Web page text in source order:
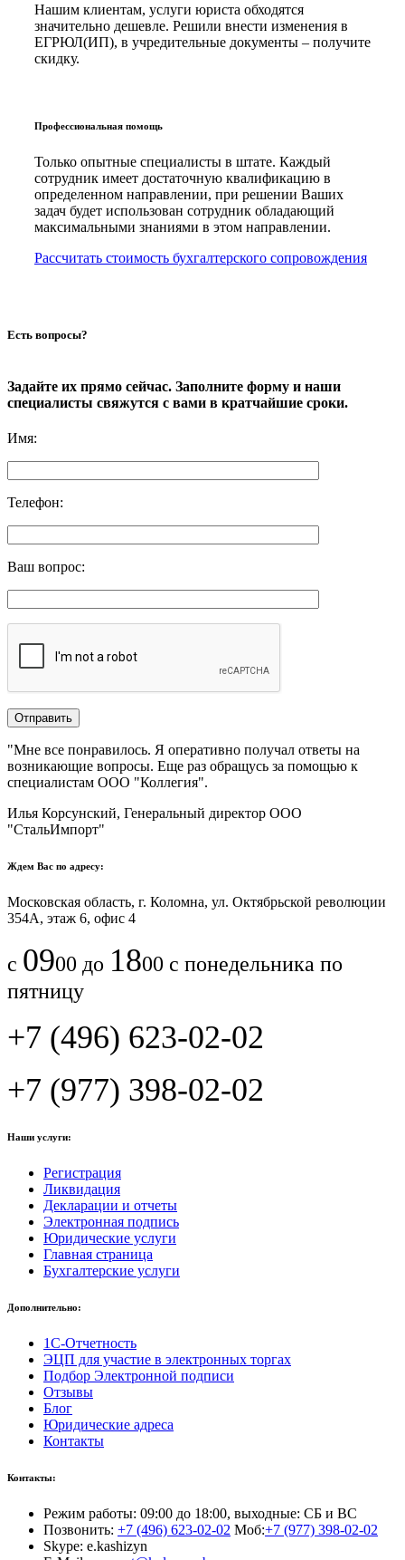
Нашим клиентам, услуги юриста обходятся
значительно дешевле. Решили внести изменения в
ЕГРЮЛ(ИП), в учредительные документы – получите
скидку.
Профессиональная помощь
Только опытные специалисты в штате. Каждый
сотрудник имеет достаточную квалификацию в
определенном направлении, при решении Ваших
задач будет использован сотрудник обладающий
максимальными знаниями в этом направлении.
Рассчитать стоимость бухгалтерского сопровождения
Есть вопросы?
Задайте их прямо сейчас. Заполните форму и наши
специалисты свяжутся с вами в кратчайшие сроки.
Имя:
Телефон:
Ваш вопрос:
"Мне все понравилось.​ ​Я оперативно получал ответы на
возникающие вопросы. Еще раз обращусь за помощью к
специалистам ООО "Коллегия".​
Илья Корсунский, Генеральный директор ООО
"СтальИмпорт"
Ждем Вас по адресу:
Московская область, г. Коломна, ул. Октябрьской революции
354А, этаж 6, офис 4
с 0900 до 1800 с понедельника по
пятницу
+7 (496) 623-02-02
+7 (977) 398-02-02
Наши услуги:
Регистрация
Ликвидация
Декларации и отчеты
Электронная подпись
Юридические услуги
Главная страница
Бухгалтерские услуги
Дополнительно:
1С-Отчетность
ЭЦП для участие в электронных торгах
Подбор Электронной подписи
Отзывы
Блог
Юридические адреса
Контакты
Контакты:
Режим работы: 09:00 до 18:00, выходные: СБ и ВС
Позвонить: +7 (496) 623-02-02 Моб:+7 (977) 398-02-02
Skype: e.kashizyn